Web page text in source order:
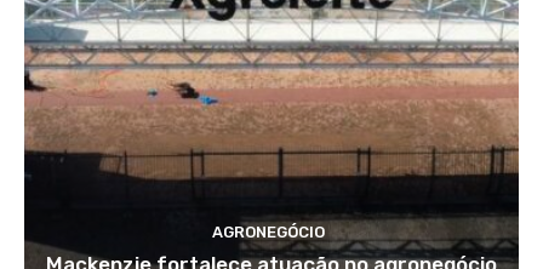
AGRONEGÓCIO